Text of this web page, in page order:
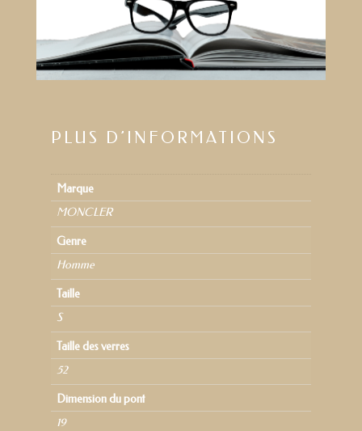
PLUS D’INFORMATIONS
Marque
MONCLER
Genre
Homme
Taille
S
Taille des verres
52
Dimension du pont
19